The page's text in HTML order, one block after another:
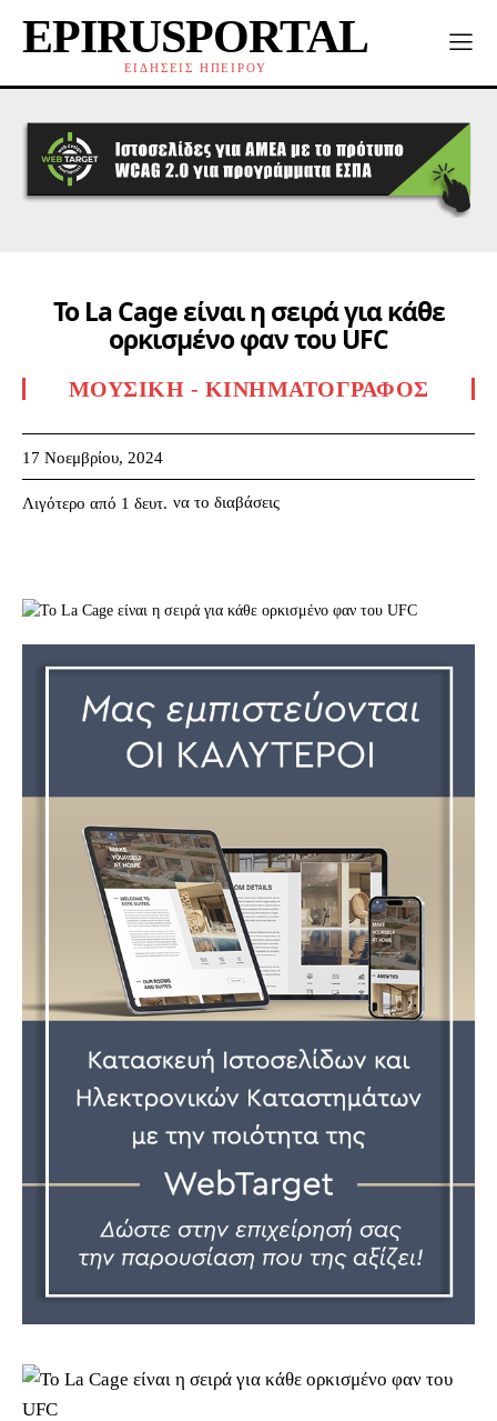
EPIRUSPORTAL
ΕΙΔΗΣΕΙΣ ΗΠΕΙΡΟΥ
To La Cage είναι η σειρά για κάθε
ορκισμένο φαν του UFC
ΜΟΥΣΙΚΉ - ΚΙΝΗΜΑΤΟΓΡΆΦΟΣ
17 Νοεμβρίου, 2024
Λιγότερο από 1 δευτ. να το διαβάσεις